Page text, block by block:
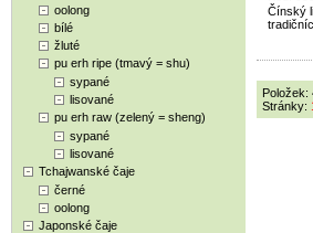
oolong
bílé
žluté
pu erh ripe (tmavý = shu)
sypané
lisované
pu erh raw (zelený = sheng)
sypané
lisované
Tchajwanské čaje
černé
oolong
Japonské čaje
Čínský
Položek:
Stránky: